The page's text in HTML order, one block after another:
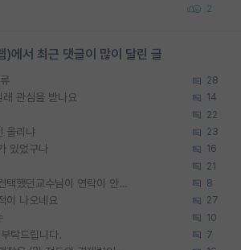
2
)에서 최근 댓글이 많이 달린 글
28
관심을 받나요 14
22
올리냐 23
있었구나 16
21
석박사 과정 합격하고, 컨택했던교수님이 연락이 안됩니다... 8
이 나오네요 27
10
탁드립니다. 7